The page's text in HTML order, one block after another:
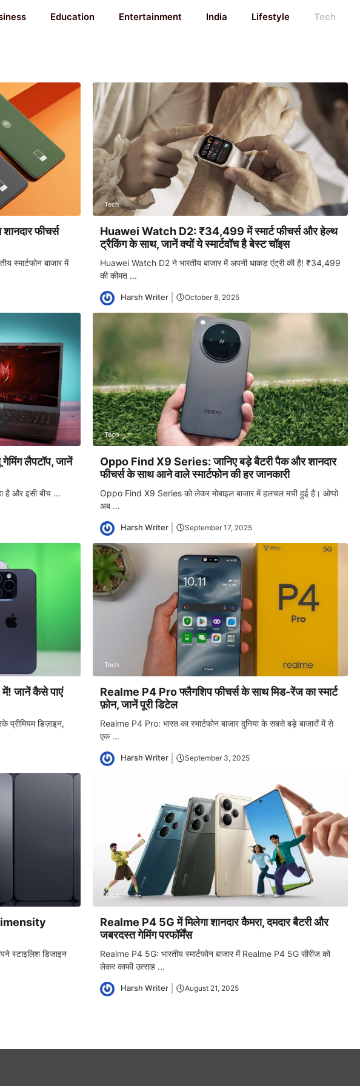
Education Entertainment India Lifestyle Tech
फीचर्स
स्मार्टफोन बाजार में
Tech
Huawei Watch D2: ₹34,499 में स्मार्ट फीचर्स और हेल्थ
ट्रैकिंग के साथ, जानें क्यों ये स्मार्टवॉच है बेस्ट चॉइस
Huawei Watch D2 ने भारतीय बाजार में अपनी धाकड़ एंट्री की है! ₹34,499
की कीमत ...
Harsh Writer October 8, 2025
लैपटॉप, जानें
है और इसी बीच ...
Tech
Oppo Find X9 Series: जानिए बड़े बैटरी पैक और शानदार
फीचर्स के साथ आने वाले स्मार्टफोन की हर जानकारी
Oppo Find X9 Series को लेकर मोबाइल बाजार में हलचल मची हुई है। ओप्पो
अब ...
Harsh Writer September 17, 2025
जानें कैसे पाएं
प्रीमियम डिज़ाइन,
Tech
Realme P4 Pro फ्लैगशिप फीचर्स के साथ मिड-रेंज का स्मार्ट
फ़ोन, जानें पूरी डिटेल
Realme P4 Pro: भारत का स्मार्टफोन बाजार दुनिया के सबसे बड़े बाजारों में से
एक ...
Harsh Writer September 3, 2025
स्टाइलिश डिजाइन
Tech
Realme P4 5G में मिलेगा शानदार कैमरा, दमदार बैटरी और
जबरदस्त गेमिंग परफॉर्मेंस
Realme P4 5G: भारतीय स्मार्टफोन बाजार में Realme P4 5G सीरीज को
लेकर काफी उत्साह ...
Harsh Writer August 21, 2025